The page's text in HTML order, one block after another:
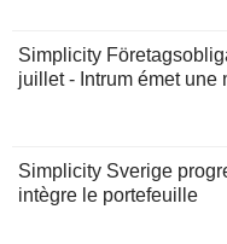
Simplicity
juillet - Intrum émet une
Simplicity Sverige
intègre le portefeuille